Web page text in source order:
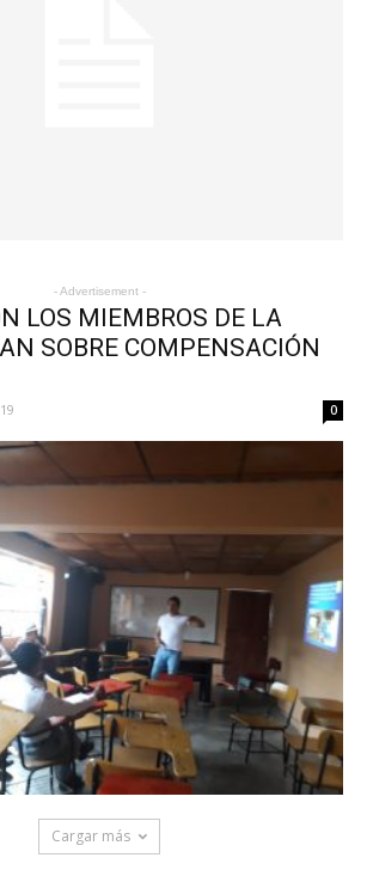
- Advertisement -
LOS MIEMBROS DE LA
SOBRE COMPENSACIÓN
0
Cargar más